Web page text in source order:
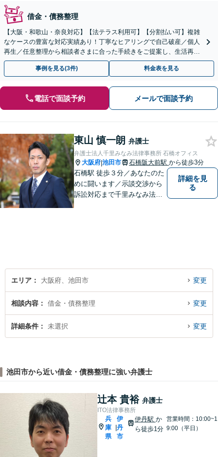
借金・債務整理
【大阪・和歌山・奈良対応】【法テラス利用可】【分割払い可】複雑
なケースの豊富な対応実績あり！丁寧なヒアリングで自己破産／個人
再生／任意整理から相談者さまに合った手続きをご提案し、生活再建
に向けて全力でサポートします【完全個室】
事例を見る(3件) 料金表を見る
電話で面談予約 メールで面談予約
東山 慎一朗 弁護士
弁護士法人千里みなみ法律事務所 石橋オフィス
大阪府|池田市 石橋阪大前駅 から徒歩3分
石橋駅 徒歩３分／あなたのた
めに闘います／示談交渉から
訴訟対応まで千里みなみ法律
詳細を見
る
エリア 大阪府、池田市 変更
相談内容 借金・債務整理 変更
詳細条件 未選択 変更
池田市から近い借金・債務整理に強い弁護士
辻本 貴裕 弁護士
ITO法律事務所
兵
庫
県
伊
丹
市
伊丹駅 か
ら徒歩1分
営業時間：10:00~1
9:00（平日）